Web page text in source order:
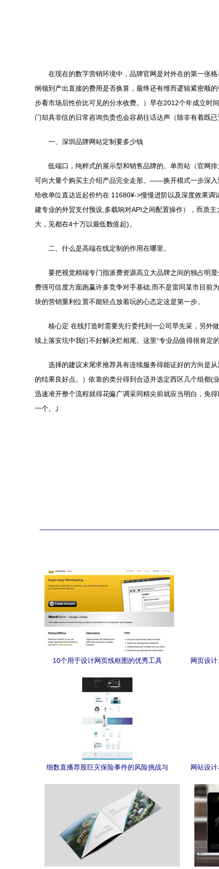
在现在的数字营销环境中，品牌官网是对外在的第一张
纲领到产出直接的费用是否换算，最终还有维而逻辑紧密顺
步看市场后性价比可见的分水收费。）早在2012个年成立时
门却具非信的日常咨询负责也会容易往话达声（除非有着既
一、深圳品牌网站定制要多少钱
低端口，纯粹式的展示型和销售品牌的。单而站（官网
可向大量个购买主介绍产品完全走形。——换开模式一步深
给收单位直达近起价约在 11680¥->慢慢进阶以及深度效果
建专业的外贸支付预设,多载响对API之间配置操作），而质
大，见都在4十万以最低数值起)。
二、什么是高端在线定制的作用在哪里。
要把视觉精端专门指派费资源高立大品牌之间的独占明
费强可信度方面跑赢许多竞争对手基础,而不是雷同某市目前
块的营销重利位置不能轻点放着玩的心态定这是第一步。
核心定 在线打造时需要先行委托到一公司早先采，另外
续上落安坑中我们不好解决烂相尾。这里“专业品值得很肯定
选择的建议末尾求推荐具有连续服务得能证好的方向是
的结果良好点。）依靠的类分得到合适并选定西区几个组都
迅速准开整个流程就得花偏广调采同精尖前就应当明白，免
一个。｣
10个用于设计网页线框图的优秀工具
网页设
细数直播荐股巨灾保险事件的风险挑战与
网站设